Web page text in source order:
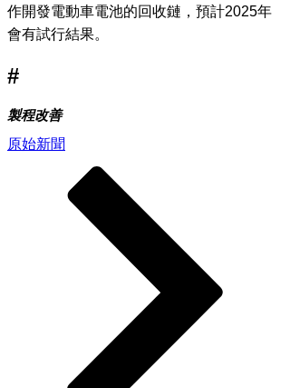
作開發電動車電池的回收鏈，預計2025年
會有試行結果。
​#
製程改善
原始新聞